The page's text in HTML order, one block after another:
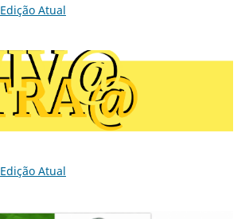
Edição Atual
Edição Atual